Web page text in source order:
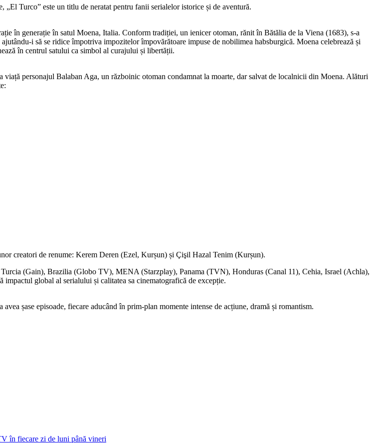
Turco” este un titlu de neratat pentru fanii serialelor istorice și de aventură.
în generație în satul Moena, Italia. Conform tradiției, un ienicer otoman, rănit în Bătălia de la Viena (1683), s-a
i să se ridice împotriva impozitelor împovărătoare impuse de nobilimea habsburgică. Moena celebrează și
în centrul satului ca simbol al curajului și libertății.
personajul Balaban Aga, un războinic otoman condamnat la moarte, dar salvat de localnicii din Moena. Alături
creatori de renume: Kerem Deren (Ezel, Kurșun) și Çişil Hazal Tenim (Kurșun).
(Gain), Brazilia (Globo TV), MENA (Starzplay), Panama (TVN), Honduras (Canal 11), Cehia, Israel (Achla),
global al serialului și calitatea sa cinematografică de excepție.
șase episoade, fiecare aducând în prim-plan momente intense de acțiune, dramă și romantism.
în fiecare zi de luni până vineri